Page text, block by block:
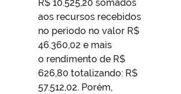
R$ 10.525,20 somados
aos recursos recebidos
no periodo no valor R$
46.360,02 e mais
o rendimento de R$
626,80 totalizando: R$
57.512,02. Porém,